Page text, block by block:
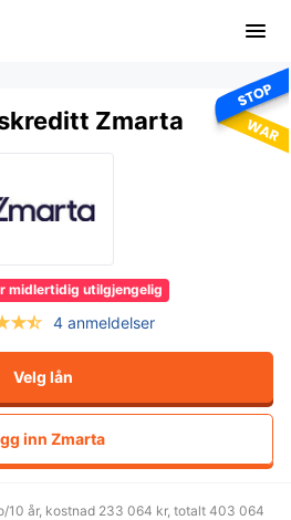
midlertidig utilgjengelig
Zmarta
4 anmeldelser
Velg lån
inn Zmarta
10 år, kostnad 233 064 kr, totalt 403 064